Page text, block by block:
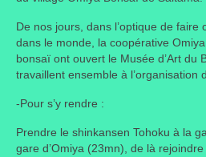
Et aussi…
Liens préférés de JPL
Dictons
Recettes
De nos jours, dans l’optique de faire
dans le monde, la coopérative
bonsaï ont ouvert le Musée d’Art du
travaillent ensemble à l’organisation
-Pour s’y rendre :
Prendre le shinkansen Tohoku à la
gare d’Omiya (23mn), de là